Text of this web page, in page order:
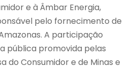
e à Âmbar Energia,
pelo fornecimento de
A participação
pública promovida pelas
do Consumidor e de Minas e